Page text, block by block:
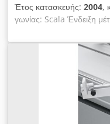
Έτος κατασκευής: 2004,
γωνίας: Scala Ένδειξη